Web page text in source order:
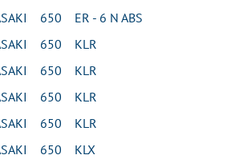
650 ER - 6 N ABS
650 KLR
650 KLR
650 KLR
650 KLR
650 KLX